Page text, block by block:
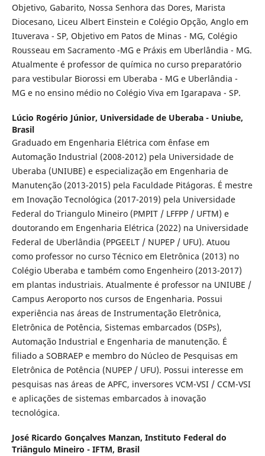
Objetivo, Gabarito, Nossa Senhora das Dores, Marista
Diocesano, Liceu Albert Einstein e Colégio Opção, Anglo em
Ituverava - SP, Objetivo em Patos de Minas - MG, Colégio
Rousseau em Sacramento -MG e Práxis em Uberlândia - MG.
Atualmente é professor de química no curso preparatório
para vestibular Biorossi em Uberaba - MG e Uberlândia -
MG e no ensino médio no Colégio Viva em Igarapava - SP.
Lúcio Rogério Júnior, Universidade de Uberaba - Uniube,
Brasil
Graduado em Engenharia Elétrica com ênfase em
Automação Industrial (2008-2012) pela Universidade de
Uberaba (UNIUBE) e especialização em Engenharia de
Manutenção (2013-2015) pela Faculdade Pitágoras. É mestre
em Inovação Tecnológica (2017-2019) pela Universidade
Federal do Triangulo Mineiro (PMPIT / LFFPP / UFTM) e
doutorando em Engenharia Elétrica (2022) na Universidade
Federal de Uberlândia (PPGEELT / NUPEP / UFU). Atuou
como professor no curso Técnico em Eletrônica (2013) no
Colégio Uberaba e também como Engenheiro (2013-2017)
em plantas industriais. Atualmente é professor na UNIUBE /
Campus Aeroporto nos cursos de Engenharia. Possui
experiência nas áreas de Instrumentação Eletrônica,
Eletrônica de Potência, Sistemas embarcados (DSPs),
Automação Industrial e Engenharia de manutenção. É
filiado a SOBRAEP e membro do Núcleo de Pesquisas em
Eletrônica de Potência (NUPEP / UFU). Possui interesse em
pesquisas nas áreas de APFC, inversores VCM-VSI / CCM-VSI
e aplicações de sistemas embarcados à inovação
tecnológica.
José Ricardo Gonçalves Manzan, Instituto Federal do
Triângulo Mineiro - IFTM, Brasil